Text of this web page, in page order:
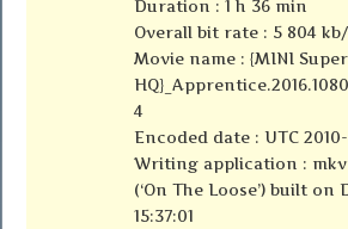
Duration : 1 h 36 min
Overall bit rate : 5 804
Movie name : {MINI
4
Encoded date : UTC 2010-
Writing application :
(‘On The Loose’) built on
15:37:01